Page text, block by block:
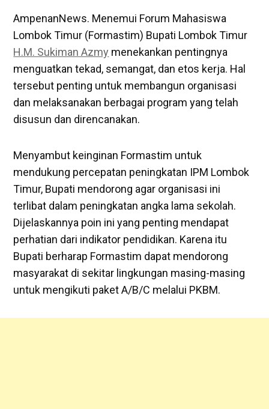
AmpenanNews. Menemui Forum Mahasiswa
Lombok Timur (Formastim) Bupati Lombok Timur
H.M. Sukiman Azmy menekankan pentingnya
menguatkan tekad, semangat, dan etos kerja. Hal
tersebut penting untuk membangun organisasi
dan melaksanakan berbagai program yang telah
disusun dan direncanakan.
Menyambut keinginan Formastim untuk
mendukung percepatan peningkatan IPM Lombok
Timur, Bupati mendorong agar organisasi ini
terlibat dalam peningkatan angka lama sekolah.
Dijelaskannya poin ini yang penting mendapat
perhatian dari indikator pendidikan. Karena itu
Bupati berharap Formastim dapat mendorong
masyarakat di sekitar lingkungan masing-masing
untuk mengikuti paket A/B/C melalui PKBM.